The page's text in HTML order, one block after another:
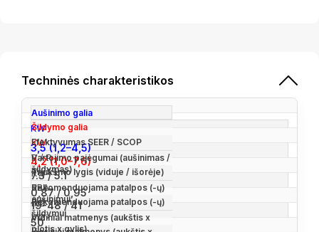
Techninės charakteristikos
Aušinimo galia
KW
3,5 (1,2–4,5)
Šildymo galia
KW
4,2 (1,0–7,6)
Efektyvumas SEER / SCOP
P / P
7.3 / 5.1
Vartojimo pajėgumai (aušinimas /
šildymas)
KW
0,87 / 0,95
Triukšmo lygis (viduje / išorėje)
dBA
19-48 / 41
Rekomenduojama patalpos (-ų)
aušinimui
m2
50
Rekomenduojama patalpos (-ų)
šildymui
m2
Vidiniai matmenys (aukštis x
plotis x gylis)